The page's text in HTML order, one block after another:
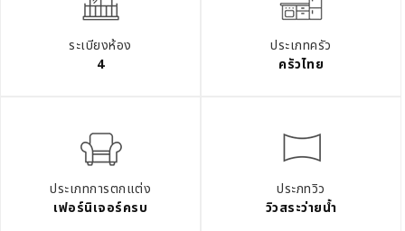
ระเบียงห้อง
4
ประเภทครัว
ครัวไทย
ประเภทการตกแต่ง
เฟอร์นิเจอร์ครบ
ประภทวิว
วิวสระว่ายน้ำ